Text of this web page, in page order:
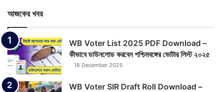
আজকের খবর
WB Voter List 2025 PDF Download –
কীভাবে ডাউনলোড করবেন পশ্চিমবঙ্গের ভোটার লিস্ট ২০২৫
18 December 2025
WB Voter SIR Draft Roll Download –